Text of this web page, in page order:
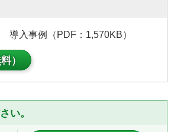
入事例（PDF：1,570KB）
）
い。